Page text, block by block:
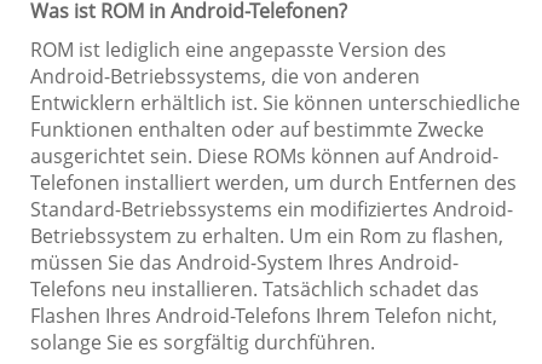
Was ist ROM in Android-Telefonen?
ROM ist lediglich eine angepasste Version des
Android-Betriebssystems, die von anderen
Entwicklern erhältlich ist. Sie können unterschiedliche
Funktionen enthalten oder auf bestimmte Zwecke
ausgerichtet sein. Diese ROMs können auf Android-
Telefonen installiert werden, um durch Entfernen des
Standard-Betriebssystems ein modifiziertes Android-
Betriebssystem zu erhalten. Um ein Rom zu flashen,
müssen Sie das Android-System Ihres Android-
Telefons neu installieren. Tatsächlich schadet das
Flashen Ihres Android-Telefons Ihrem Telefon nicht,
solange Sie es sorgfältig durchführen.